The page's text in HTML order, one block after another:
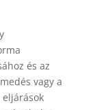
és az
vagy a